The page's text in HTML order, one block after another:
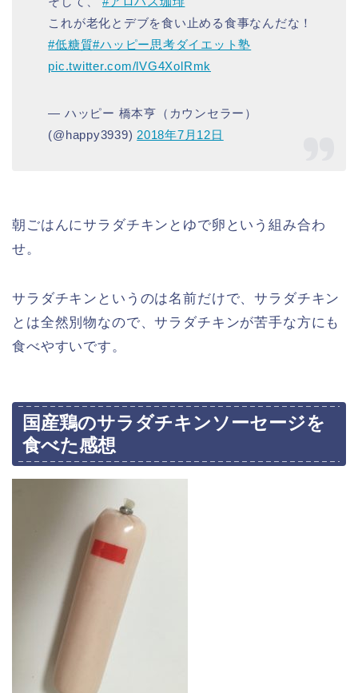
これが老化とデブを食い止める食事なんだな！
#低糖質#ハッピー思考ダイエット塾
pic.twitter.com/lVG4XolRmk
— ハッピー 橋本亨（カウンセラー）
(@happy3939) 2018年7月12日
朝ごはんにサラダチキンとゆで卵という組み合わ
せ。
サラダチキンというのは名前だけで、サラダチキン
とは全然別物なので、サラダチキンが苦手な方にも
食べやすいです。
国産鶏のサラダチキンソーセージを
食べた感想